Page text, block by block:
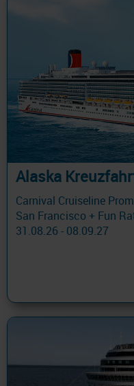
Alaska
Carnival Cruiseline
San Francisco + Fun
31.08.26 - 08.09.27